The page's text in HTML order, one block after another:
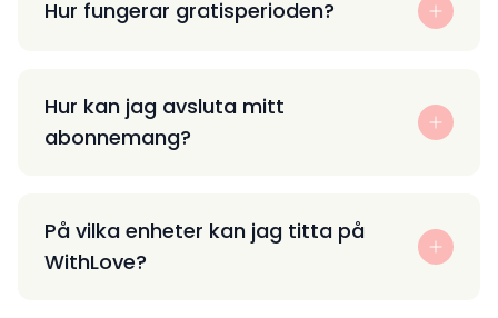
Hur fungerar gratisperioden?
Hur kan jag avsluta mitt
abonnemang?
På vilka enheter kan jag titta på
WithLove?